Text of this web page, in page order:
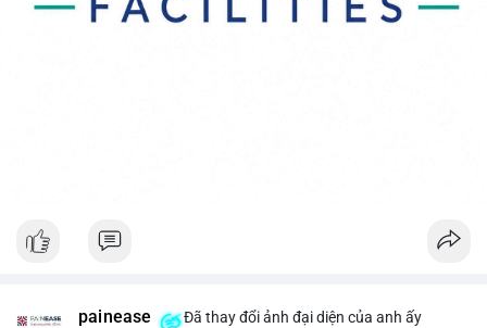
painease Đã thay đổi ảnh đại diện của anh ấy